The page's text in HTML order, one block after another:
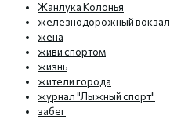
Жанлука Колонья
железнодорожный вокзал
жена
живи спортом
жизнь
жители города
журнал "Лыжный спорт"
забег